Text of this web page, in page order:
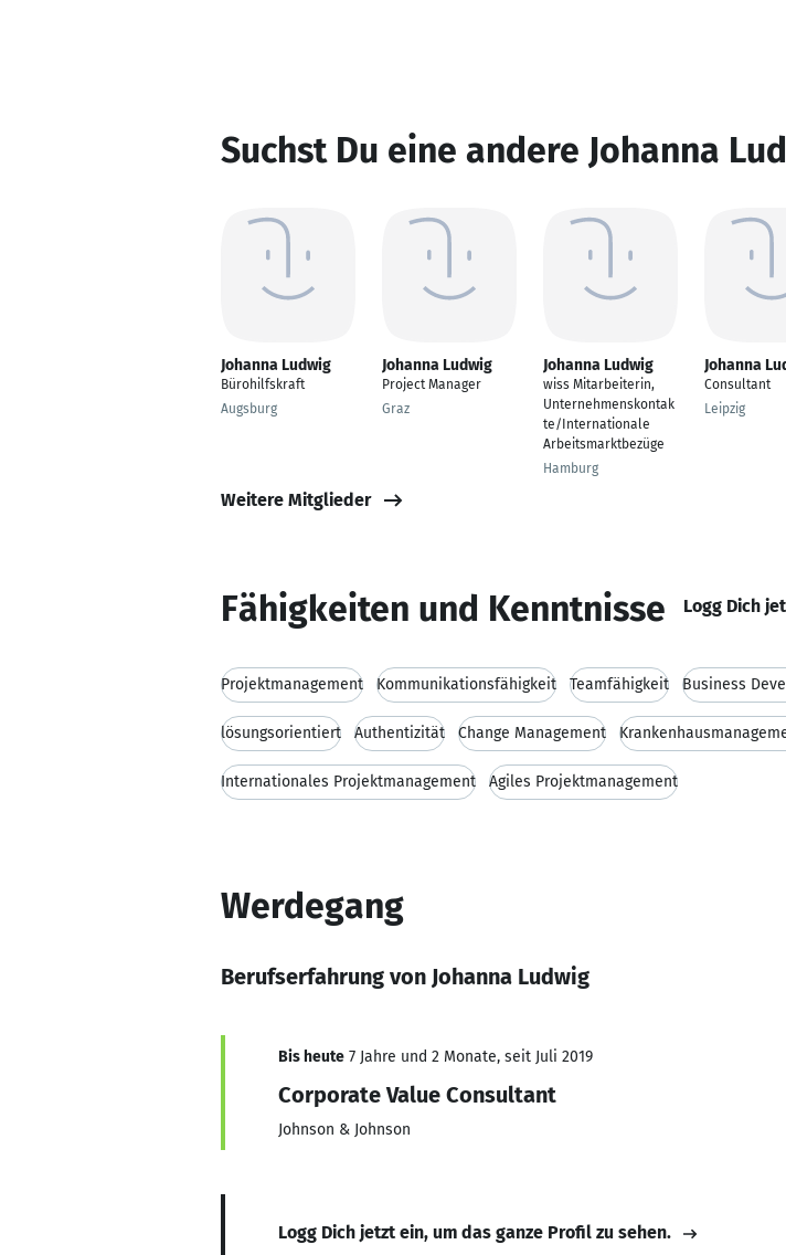
Suchst Du eine andere Johanna
Johanna Ludwig
Bürohilfskraft
Augsburg
Johanna Ludwig
Project Manager
Graz
Johanna Ludwig
wiss Mitarbeiterin,
Unternehmenskontak
te/Internationale
Arbeitsmarktbezüge
Hamburg
Johanna
Consultant
Leipzig
Weitere Mitglieder
Fähigkeiten und Kenntnisse Logg Dich
Projektmanagement Kommunikationsfähigkeit Teamfähigkeit Business
lösungsorientiert Authentizität Change Management
Internationales Projektmanagement Agiles Projektmanagement
Werdegang
Berufserfahrung von Johanna Ludwig
Bis heute 7 Jahre und 2 Monate, seit Juli 2019
Corporate Value Consultant
Johnson & Johnson
Logg Dich jetzt ein, um das ganze Profil zu sehen.